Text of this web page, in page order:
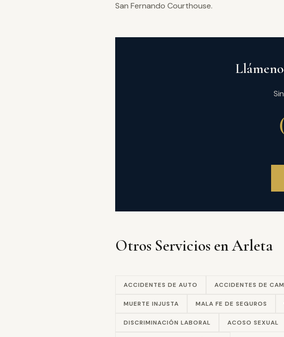
San Fernando Courthouse.
Otros Servicios en Arleta
ACCIDENTES DE AUTO ACCIDENTES DE
MUERTE INJUSTA MALA FE DE SEGUROS
DISCRIMINACIÓN LABORAL ACOSO SEXUAL